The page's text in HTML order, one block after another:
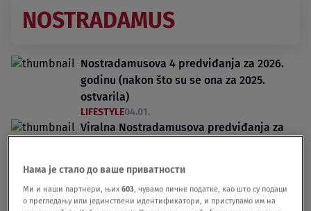
NOSTRADAMUS
Nostradamusova 4 predviđanja za 2026.
godinu (nakon što su se ona za 2025.
ostvarila)
LIFESTYLE04.01.
Viralna Nostradamusova predviđanja za
LIFESTYLE 27.10.25.
Нама је стало до ваше приватности
Ми и наши партнери, њих603, чувамо личне податке, као што су подаци
о прегледању или јединствени идентификатори, и приступамо им на